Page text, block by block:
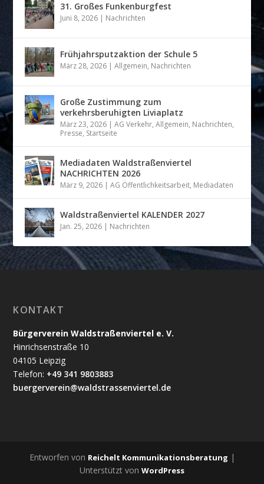
31. Großes Funkenburgfest
Juni 8, 2026 | Nachrichten
Frühjahrsputzaktion der Schule 5
März 28, 2026 |Allgemein, Nachrichten
Große Zustimmung zum
verkehrsberuhigten Liviaplatz
März 23, 2026 |AG Verkehr,Allgemein, Nachrichten,
Presse, Startseite
Mediadaten Waldstraßenviertel
NACHRICHTEN 2026
März 9, 2026 |AG Öffentlichkeitsarbeit, Mediadaten
Waldstraßenviertel KALENDER 2027
Jan. 25, 2026 | Nachrichten
KONTAKT
Bürgerverein Waldstraßenviertel e. V.
Hinrichsenstraße 10
04105 Leipzig
Telefon: +49 341 9803883
buergerverein@waldstrassenviertel.de
Entworfen von Reichelt Kommunikationsberatung |
Unterstützt von WordPress